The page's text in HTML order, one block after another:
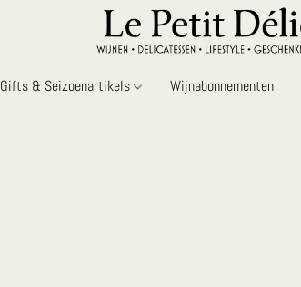
Gifts & Seizoenartikels Wijnabonnementen